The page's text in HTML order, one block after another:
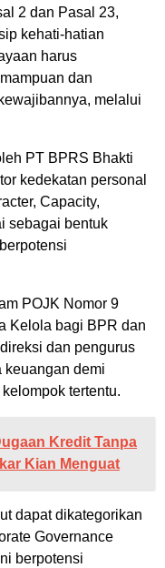
2 dan Pasal 23,
kehati-hatian
harus
dan
melalui
PT BPRS Bhakti
kedekatan personal
Capacity,
sebagai bentuk
POJK Nomor 9
Kelola bagi BPR dan
dan pengurus
keuangan demi
tertentu.
Kredit Tanpa
Kian Menguat
dapat dikategorikan
Governance
berpotensi